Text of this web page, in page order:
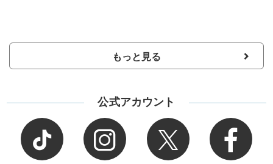
もっと見る
公式アカウント